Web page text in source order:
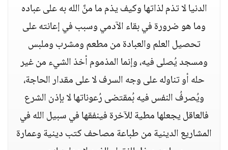
الدنيا لا تذم لذاتها وكيف يذم ما منَّ الله به على عباده
وما هو ضرورة في بقاء الآدمي وسبب في إعانته على
تحصيل العلم والعبادة من مطعم ومشرب وملبس
ومسجد يُصلى فيه، وإنما المذموم أخذ الشيء من غير
حله أو تناوله على وجه السرف لا على مقدار الحاجة،
ويُصرفُ النفس فيه بُمقتضى رُعوناتها لا بإذن الشرع
فالعاقل يجعلها مطية للآخرة فينفقها في سبيل الله في
المشاريع الدينية من طباعة مصاحف كتب دينية وعمارة